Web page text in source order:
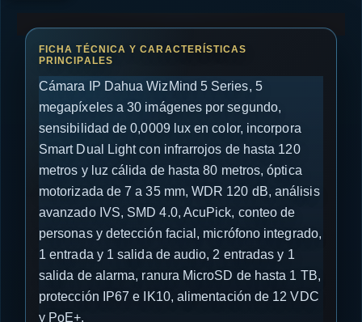
Cámara IP Dahua WizMind 5 Series, 5
megapíxeles a 30 imágenes por segundo,
sensibilidad de 0,0009 lux en color, incorpora
Smart Dual Light con infrarrojos de hasta 120
metros y luz cálida de hasta 80 metros, óptica
motorizada de 7 a 35 mm, WDR 120 dB, análisis
avanzado IVS, SMD 4.0, AcuPick, conteo de
personas y detección facial, micrófono integrado,
1 entrada y 1 salida de audio, 2 entradas y 1
salida de alarma, ranura MicroSD de hasta 1 TB,
protección IP67 e IK10, alimentación de 12 VDC
y PoE+.